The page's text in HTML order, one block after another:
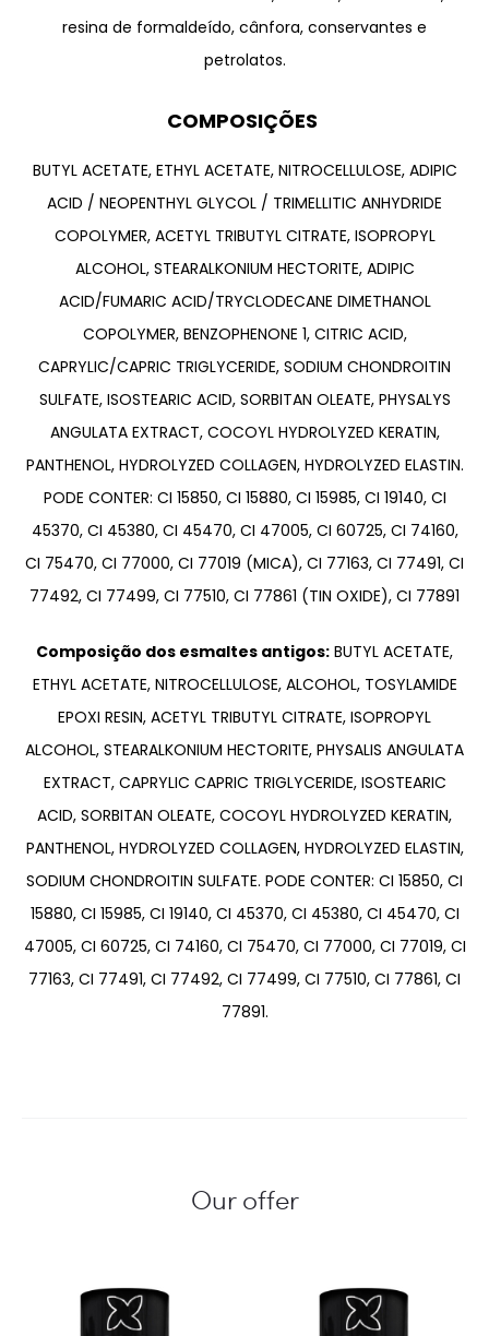
resina de formaldeído, cânfora, conservantes e
petrolatos.
COMPOSIÇÕES
BUTYL ACETATE, ETHYL ACETATE, NITROCELLULOSE, ADIPIC
ACID / NEOPENTHYL GLYCOL / TRIMELLITIC ANHYDRIDE
COPOLYMER, ACETYL TRIBUTYL CITRATE, ISOPROPYL
ALCOHOL, STEARALKONIUM HECTORITE, ADIPIC
ACID/FUMARIC ACID/TRYCLODECANE DIMETHANOL
COPOLYMER, BENZOPHENONE 1, CITRIC ACID,
CAPRYLIC/CAPRIC TRIGLYCERIDE, SODIUM CHONDROITIN
SULFATE, ISOSTEARIC ACID, SORBITAN OLEATE, PHYSALYS
ANGULATA EXTRACT, COCOYL HYDROLYZED KERATIN,
PANTHENOL, HYDROLYZED COLLAGEN, HYDROLYZED ELASTIN.
PODE CONTER: CI 15850, CI 15880, CI 15985, CI 19140, CI
45370, CI 45380, CI 45470, CI 47005, CI 60725, CI 74160,
CI 75470, CI 77000, CI 77019 (MICA), CI 77163, CI 77491, CI
77492, CI 77499, CI 77510, CI 77861 (TIN OXIDE), CI 77891
Composição dos esmaltes antigos: BUTYL ACETATE,
ETHYL ACETATE, NITROCELLULOSE, ALCOHOL, TOSYLAMIDE
EPOXI RESIN, ACETYL TRIBUTYL CITRATE, ISOPROPYL
ALCOHOL, STEARALKONIUM HECTORITE, PHYSALIS ANGULATA
EXTRACT, CAPRYLIC CAPRIC TRIGLYCERIDE, ISOSTEARIC
ACID, SORBITAN OLEATE, COCOYL HYDROLYZED KERATIN,
PANTHENOL, HYDROLYZED COLLAGEN, HYDROLYZED ELASTIN,
SODIUM CHONDROITIN SULFATE. PODE CONTER: CI 15850, CI
15880, CI 15985, CI 19140, CI 45370, CI 45380, CI 45470, CI
47005, CI 60725, CI 74160, CI 75470, CI 77000, CI 77019, CI
77163, CI 77491, CI 77492, CI 77499, CI 77510, CI 77861, CI
77891.
Our offer